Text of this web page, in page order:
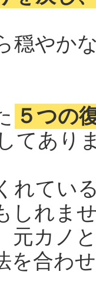
穏やか
５つの
てあり
れてい
しれま
元カノ
を合わ